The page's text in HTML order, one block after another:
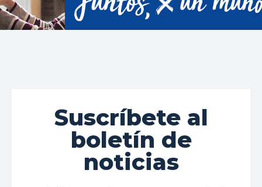
Suscríbete al
boletín de
noticias